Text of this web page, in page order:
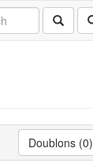
Doublons (0)